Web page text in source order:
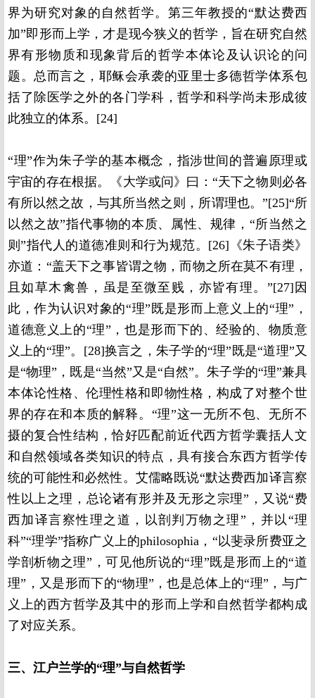
界为研究对象的自然哲学。第三年教授的“默达费西
加”即形而上学，才是现今狭义的哲学，旨在研究自然
界有形物质和现象背后的哲学本体论及认识论的问
题。总而言之，耶稣会承袭的亚里士多德哲学体系包
括了除医学之外的各门学科，哲学和科学尚未形成彼
此独立的体系。[24]
“理”作为朱子学的基本概念，指涉世间的普遍原理或
宇宙的存在根据。《大学或问》曰：“天下之物则必各
有所以然之故，与其所当然之则，所谓理也。”[25]“所
以然之故”指代事物的本质、属性、规律，“所当然之
则”指代人的道德准则和行为规范。[26]《朱子语类》
亦道：“盖天下之事皆谓之物，而物之所在莫不有理，
且如草木禽兽，虽是至微至贱，亦皆有理。”[27]因
此，作为认识对象的“理”既是形而上意义上的“理”，
道德意义上的“理”，也是形而下的、经验的、物质意
义上的“理”。[28]换言之，朱子学的“理”既是“道理”又
是“物理”，既是“当然”又是“自然”。朱子学的“理”兼具
本体论性格、伦理性格和即物性格，构成了对整个世
界的存在和本质的解释。“理”这一无所不包、无所不
摄的复合性结构，恰好匹配前近代西方哲学囊括人文
和自然领域各类知识的特点，具有接合东西方哲学传
统的可能性和必然性。艾儒略既说“默达费西加译言察
性以上之理，总论诸有形并及无形之宗理”，又说“费
西加译言察性理之道，以剖判万物之理”，并以“理
科”“理学”指称广义上的philosophia，“以斐录所费亚之
学剖析物之理”，可见他所说的“理”既是形而上的“道
理”，又是形而下的“物理”，也是总体上的“理”，与广
义上的西方哲学及其中的形而上学和自然哲学都构成
了对应关系。
三、江户兰学的“理”与自然哲学